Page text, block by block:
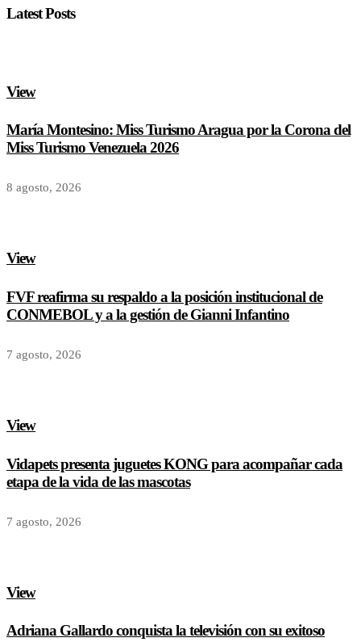
Latest Posts
View
María Montesino: Miss Turismo Aragua por la Corona del
Miss Turismo Venezuela 2026
8 agosto, 2026
View
FVF reafirma su respaldo a la posición institucional de
CONMEBOL y a la gestión de Gianni Infantino
7 agosto, 2026
View
Vidapets presenta juguetes KONG para acompañar cada
etapa de la vida de las mascotas
7 agosto, 2026
View
Adriana Gallardo conquista la televisión con su exitoso